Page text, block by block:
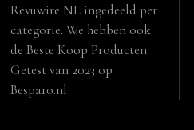
Revuwire NL ingedeeld per
categorie. We hebben ook
deBeste Koop Producten
Getest van 2023 op
Besparo.nl